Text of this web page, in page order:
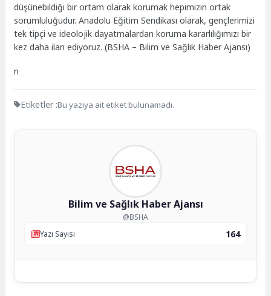
düşünebildiği bir ortam olarak korumak hepimizin ortak
sorumluluğudur. Anadolu Eğitim Sendikası olarak, gençlerimizi
tek tipçi ve ideolojik dayatmalardan koruma kararlılığımızı bir
kez daha ilan ediyoruz. (BSHA – Bilim ve Sağlık Haber Ajansı)
n
Etiketler :Bu yazıya ait etiket bulunamadı.
Bilim ve Sağlık Haber Ajansı
@BSHA
Yazı Sayısı
164